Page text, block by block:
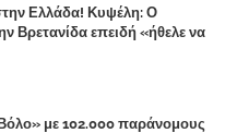
Ελλάδα! Κυψέλη: Ο
Βρετανίδα επειδή «ήθελε να
χριστιανή»
με 102.000 παράνομους